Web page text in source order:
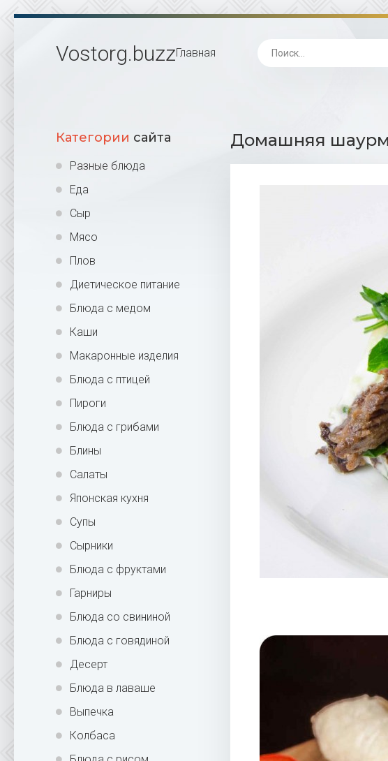
Vostorg.buzzГлавная
Категории сайта
Разные блюда
Еда
Сыр
Мясо
Плов
Диетическое питание
Блюда с медом
Каши
Макаронные изделия
Блюда с птицей
Пироги
Блюда с грибами
Блины
Салаты
Японская кухня
Супы
Сырники
Блюда с фруктами
Гарниры
Блюда со свининой
Блюда с говядиной
Десерт
Блюда в лаваше
Выпечка
Колбаса
Домашняя